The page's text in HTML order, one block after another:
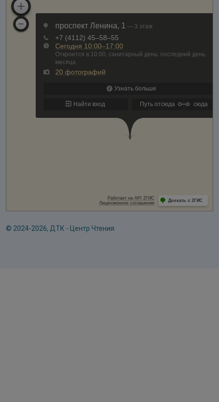
© 2024-2026, ДТК - Центр Чтения